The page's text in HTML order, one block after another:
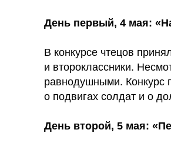
День первый, 4 мая:
В конкурсе чтецов
и второклассники.
равнодушными. Конкурс
о подвигах солдат и о
День второй, 5 мая: